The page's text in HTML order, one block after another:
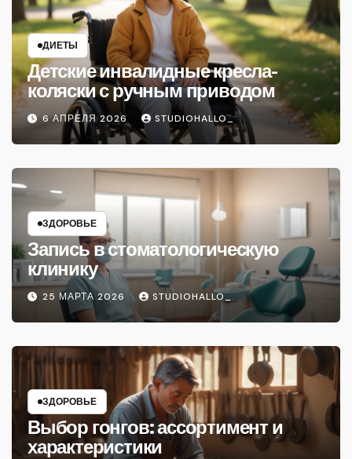
ДИЕТЫ
Детские инвалидные кресла-
коляски с ручным приводом
6 АПРЕЛЯ 2026 STUDIOHALLO_
ЗДОРОВЬЕ
Запись в стоматологическую
клинику
25 МАРТА 2026 STUDIOHALLO_
ЗДОРОВЬЕ
Выбор гонгов: ассортимент и
характеристики